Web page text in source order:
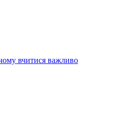
вчитися важливо